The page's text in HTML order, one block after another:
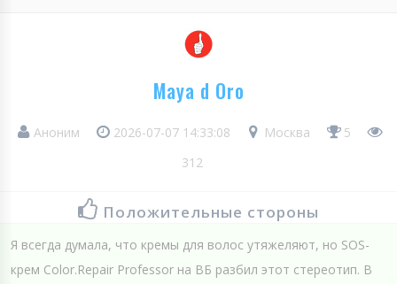
Maya d Oro
Аноним 2026-07-07 14:33:08 Москва
5
312
Положительные стороны
Я всегда думала, что кремы для волос утяжеляют, но SOS-
крем Color.Repair Professor на ВБ разбил этот стереотип. В